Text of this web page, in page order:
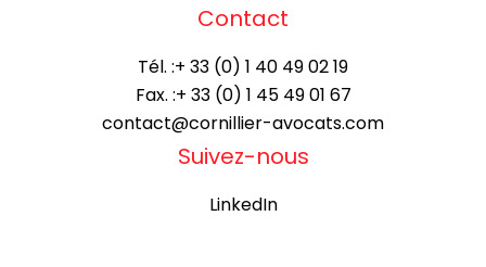
Contact
Tél. :+ 33 (0) 1 40 49 02 19
Fax. :+ 33 (0) 1 45 49 01 67
contact@cornillier-avocats.com
Suivez-nous
LinkedIn